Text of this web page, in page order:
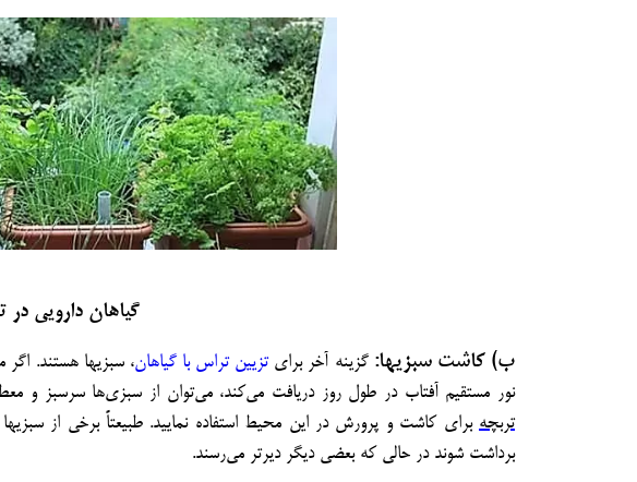
گیاهان دارویی در
ب) کاشت سبزی­ها:گزینه آخر برایتزیین تراس با گیاهان، سبزی­ها هستند.
نور مستقیم آفتاب در طول روز دریافت می‌کند، می‌توان از سبزی‌ها سرسبز و
تربچه برای کاشت و پرورش در این محیط استفاده نمایید. طبیعتاً برخی از سبزی
برداشت شوند در حالی که بعضی دیگر دیرتر می‌رسند.